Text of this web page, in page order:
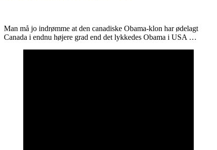
Man må jo indrømme at den canadiske Obama-klon har ødelagt
Canada i endnu højere grad end det lykkedes Obama i USA …